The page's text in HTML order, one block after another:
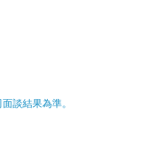
談結果為準。